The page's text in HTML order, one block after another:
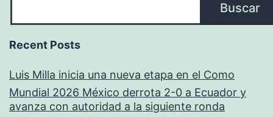
Buscar
Recent Posts
Luis Milla inicia una nueva etapa en el Como
Mundial 2026 México derrota 2-0 a Ecuador y
avanza con autoridad a la siguiente ronda